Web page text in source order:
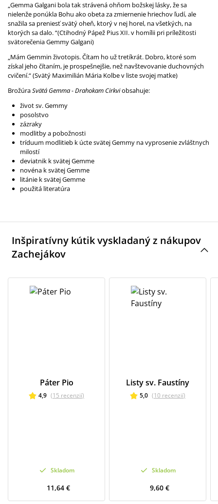
„Gemma Galgani bola tak strávená ohňom božskej lásky, že sa
nielenže ponúkla Bohu ako obeta za zmiernenie hriechov ľudí, ale
snažila sa preniesť svätý oheň, ktorý v nej horel, na všetkých, na
ktorých sa dalo. “(Ctihodný Pápež Pius XII. v homílii pri príležitosti
svätorečenia Gemmy Galgani)
„Mám Gemmin životopis. Čítam ho už tretíkrát. Dobro, ktoré som
získal jeho čítaním, je prospešnejšie, než navštevovanie duchovných
cvičení.“ (Svätý Maximilián Mária Kolbe v liste svojej matke)
BrožúraSvätá Gemma - Drahokam Cirkviobsahuje:
život sv. Gemmy
posolstvo
zázraky
modlitby a pobožnosti
tríduum modlitieb k úcte svätej Gemmy na vyprosenie zvláštnych
milostí
deviatnik k svätej Gemme
novéna k svätej Gemme
litánie k svätej Gemme
použitá literatúra
Inšpiratívny kútik vyskladaný z nákupov
Zachejákov
Páter Pio
4,9 (15 recenzií)
Skladom
11,64 €
Listy sv. Faustíny
5,0 (10 recenzií)
Skladom
9,60 €